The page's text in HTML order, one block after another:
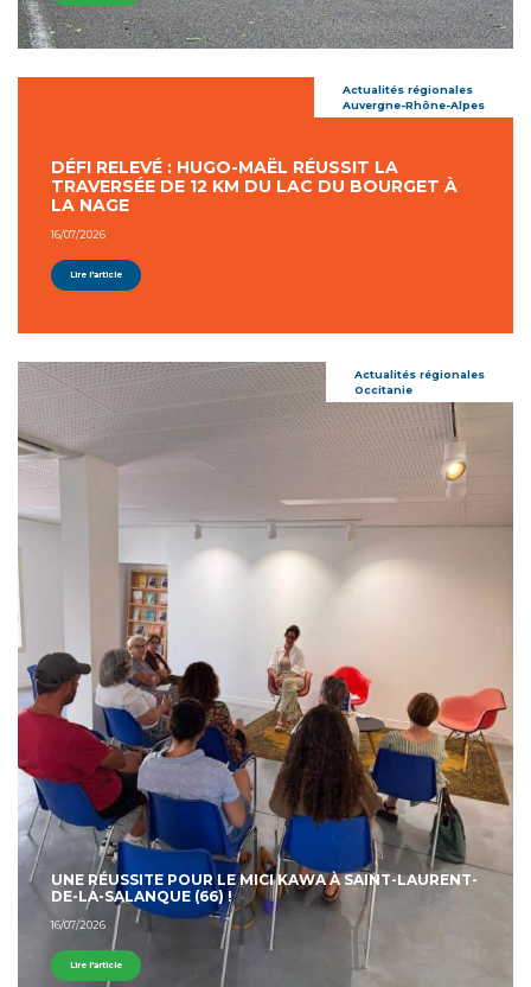
Actualités régionales
Auvergne-Rhône-Alpes
DÉFI RELEVÉ : HUGO-MAËL RÉUSSIT LA
TRAVERSÉE DE 12 KM DU LAC DU BOURGET À
LA NAGE
16/07/2026
Lire l'article
Actualités régionales
Occitanie
UNE RÉUSSITE POUR LE MICI KAWA À SAINT-LAURENT-
DE-LA-SALANQUE (66) !
16/07/2026
Lire l'article